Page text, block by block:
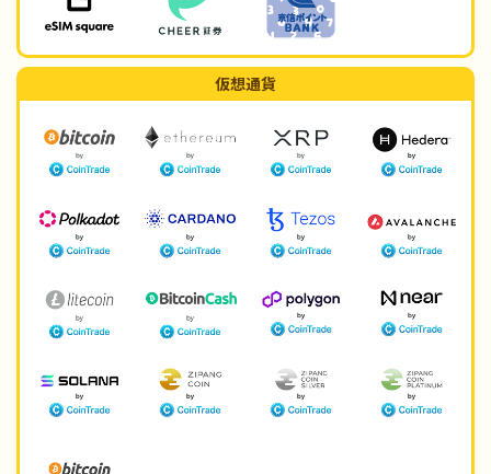
仮想通貨